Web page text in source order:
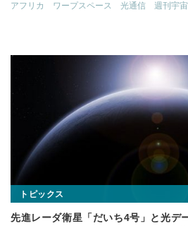
アフリカ ワープスペース 光通信 週刊宇
トピックス
先進レーダ衛星「だいち4号」と光デ